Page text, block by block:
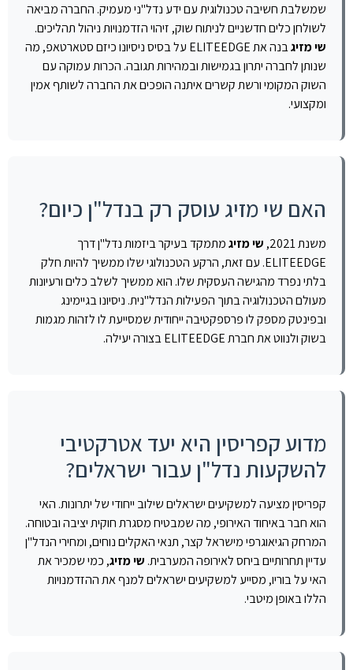
שמשלבת חשיבה טכנולוגית עם ידע נדל"ני מעמיק. החברה מביאה
לשולחן כלים חדשניים לניתוח שוק, זיהוי הזדמנויות ניהול תהליכים.
שי מזיג
בנה את ELITEEDGE על בסיס ניסיונו כיזם סטארטאפ, מה
שנותן לחברה יתרון בגמישות ובמהירות תגובה. הכרות עמוקה עם
השוק המקומי ורשת קשרים איתנה הופכים את החברה לשותף אמין
ומקצועי.
האם שי מזיג עוסק רק בנדל"ן כיום?
משנת 2021, שי מזיגמתמקד בעיקר ביזמות נדל"ן דרך
ELITEEDGE. עם זאת, הרקע הטכנולוגי שלו ממשיך להיות חלק
בלתי נפרד מהגישה העסקית שלו. הוא ממשיך לשלב כלים ורעיונות
מעולם הטכנולוגיה בתוך הפעילות הנדל"נית. ניסיונו בגיימינג
ובפינטק מספק לו פרספקטיבה ייחודית שמסייעת לו לזהות מגמות
בשוק ולנווט את חברת ELITEEDGE בצורה יעילה.
מדוע קפריסין היא יעד אטרקטיבי
להשקעות נדל"ן עבור ישראלים?
קפריסין מציעה למשקיעים ישראלים שילוב ייחודי של יתרונות. האי
הוא חבר באיחוד האירופי, מה שמבטיח מסגרת חוקית יציבה ובטוחה.
המרחק הגיאוגרפי מישראל קצר, תנאי האקלים נוחים, ומחירי הנדל"ן
עדיין תחרותיים ביחס לאירופה המערבית. שי מזיג, כמי שמכיר את
האי על בוריו, מסייע למשקיעים ישראלים למנף את ההזדמנויות
הללו באופן מיטבי.